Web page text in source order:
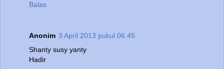
Balas
Anonim 3 April 2013 pukul 06.45
Shanty susy yanty
Hadir